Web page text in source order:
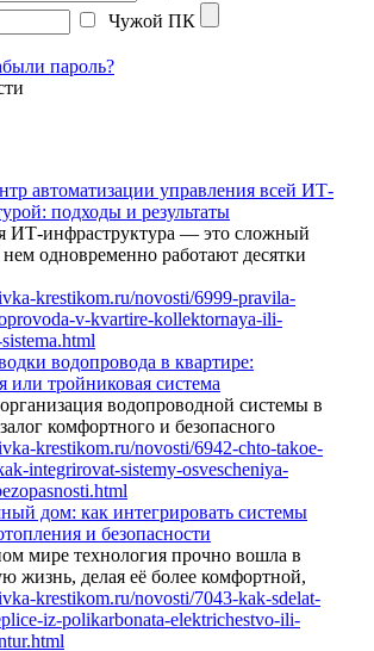
Чужой ПК
пароль?
автоматизации управления всей ИТ-
подходы и результаты
ИТ-инфраструктура — это сложный
одновременно работают десятки
водопровода в квартире:
или тройниковая система
водопроводной системы в
комфортного и безопасного
дом: как интегрировать системы
и безопасности
мире технология прочно вошла в
жизнь, делая её более комфортной,